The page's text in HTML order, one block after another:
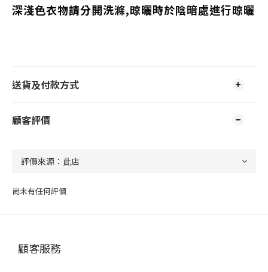
深淺色衣物請分開洗滌,晾曬時於陰暗處進行晾曬
送貨及付款方式
顧客評價
尚未有任何評價
顧客服務